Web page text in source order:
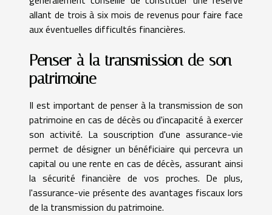
allant de trois à six mois de revenus pour faire face
aux éventuelles difficultés financières.
Penser à la transmission de son
patrimoine
Il est important de penser à la transmission de son
patrimoine en cas de décès ou d'incapacité à exercer
son activité. La souscription d'une assurance-vie
permet de désigner un bénéficiaire qui percevra un
capital ou une rente en cas de décès, assurant ainsi
la sécurité financière de vos proches. De plus,
l'assurance-vie présente des avantages fiscaux lors
de la transmission du patrimoine.